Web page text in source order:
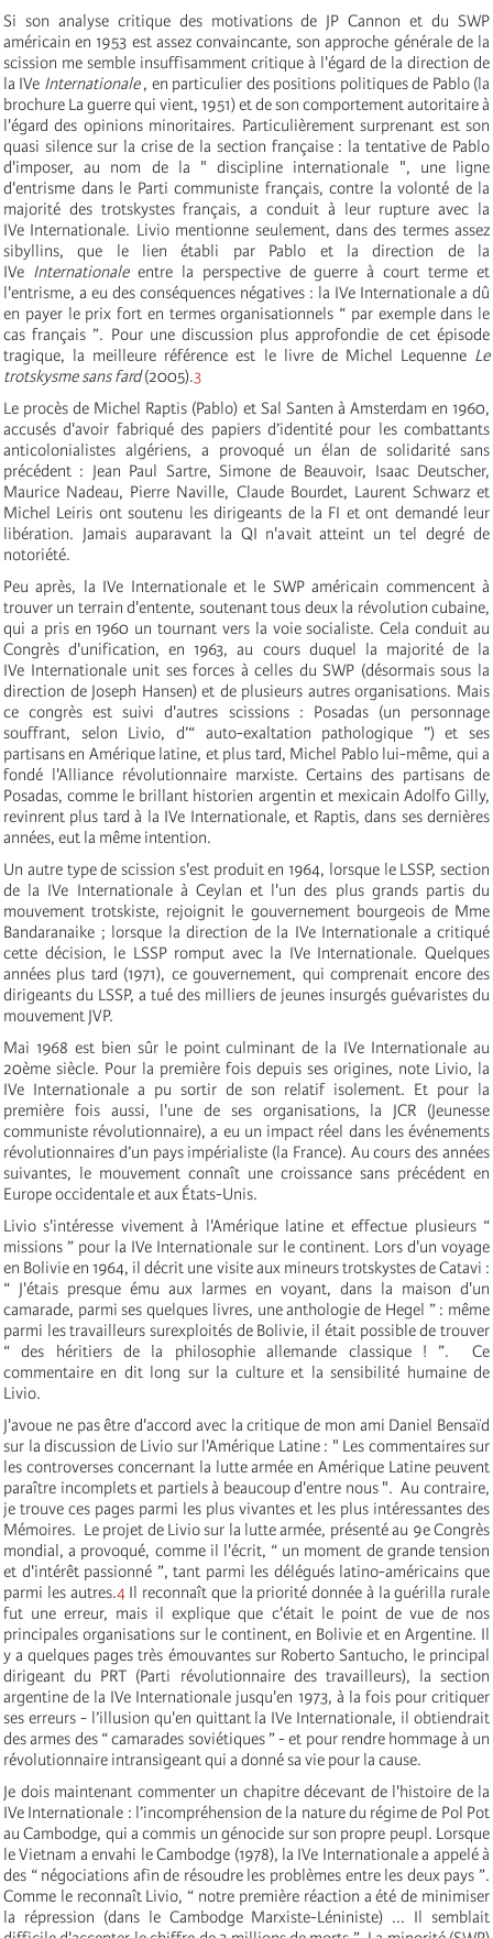
Si son analyse critique des motivations de JP Cannon et du SWP
américain en 1953 est assez convaincante, son approche générale de la
scission me semble insuffisamment critique à l'égard de la direction de
la IVe Internationale, en particulier des positions politiques de Pablo (la
brochure La guerre qui vient, 1951) et de son comportement autoritaire à
l'égard des opinions minoritaires. Particulièrement surprenant est son
quasi silence sur la crise de la section française : la tentative de Pablo
d'imposer, au nom de la " discipline internationale ", une ligne
d'entrisme dans le Parti communiste français, contre la volonté de la
majorité des trotskystes français, a conduit à leur rupture avec la
IVe Internationale. Livio mentionne seulement, dans des termes assez
sibyllins, que le lien établi par Pablo et la direction de la
IVe Internationaleentre la perspective de guerre à court terme et
l'entrisme, a eu des conséquences négatives : la IVe Internationale a dû
en payer le prix fort en termes organisationnels “ par exemple dans le
cas français ”. Pour une discussion plus approfondie de cet épisode
tragique, la meilleure référence est le livre de Michel Lequenne Le
trotskysme sans fard(2005).3
Le procès de Michel Raptis (Pablo) et Sal Santen à Amsterdam en 1960,
accusés d'avoir fabriqué des papiers d’identité pour les combattants
anticolonialistes algériens, a provoqué un élan de solidarité sans
précédent : Jean Paul Sartre, Simone de Beauvoir, Isaac Deutscher,
Maurice Nadeau, Pierre Naville, Claude Bourdet, Laurent Schwarz et
Michel Leiris ont soutenu les dirigeants de la FI et ont demandé leur
libération. Jamais auparavant la QI n'avait atteint un tel degré de
notoriété.
Peu après, la IVe Internationaleet le SWP américain commencent à
trouver un terrain d'entente, soutenant tous deux la révolution cubaine,
qui a pris en 1960 un tournant vers la voie socialiste. Cela conduit au
Congrès d'unification, en 1963, au cours duquel la majorité de la
IVe Internationaleunit ses forces à celles du SWP (désormais sous la
direction de Joseph Hansen) et de plusieurs autres organisations. Mais
ce congrès est suivi d'autres scissions : Posadas (un personnage
souffrant, selon Livio, d’“ auto-exaltation pathologique ”) et ses
partisans en Amérique latine, et plus tard, Michel Pablo lui-même, qui a
fondé l'Alliance révolutionnaire marxiste. Certains des partisans de
Posadas, comme le brillant historien argentin et mexicain Adolfo Gilly,
revinrent plus tard à la IVe Internationale, et Raptis, dans ses dernières
années, eut la même intention.
Un autre type de scission s'est produit en 1964, lorsque le LSSP, section
de la IVe Internationaleà Ceylan et l'un des plus grands partis du
mouvement trotskiste, rejoignit le gouvernement bourgeois de Mme
Bandaranaike ; lorsque la direction de la IVe Internationale a critiqué
cette décision, le LSSP romput avec la IVe Internationale. Quelques
années plus tard (1971), ce gouvernement, qui comprenait encore des
dirigeants du LSSP, a tué des milliers de jeunes insurgés guévaristes du
mouvement JVP.
Mai 1968 est bien sûr le point culminant de la IVe Internationaleau
20ème siècle. Pour la première fois depuis ses origines, note Livio, la
IVe Internationale a pu sortir de son relatif isolement. Et pour la
première fois aussi, l'une de ses organisations, la JCR (Jeunesse
communiste révolutionnaire), a eu un impact réel dans les événements
révolutionnaires d’un pays impérialiste (la France). Au cours des années
suivantes, le mouvement connaît une croissance sans précédent en
Europe occidentale et aux États-Unis.
Livio s'intéresse vivement à l'Amérique latine et effectue plusieurs “
missions ” pour la IVe Internationale sur le continent. Lors d'un voyage
en Bolivie en 1964, il décrit une visite aux mineurs trotskystes de Catavi :
“ J'étais presque ému aux larmes en voyant, dans la maison d'un
camarade, parmi ses quelques livres, une anthologie de Hegel ” : même
parmi les travailleurs surexploités de Bolivie, il était possible de trouver
“ des héritiers de la philosophie allemande classique ! ”. Ce
commentaire en dit long sur la culture et la sensibilité humaine de
Livio.
J'avoue ne pas être d'accord avec la critique de mon ami Daniel Bensaïd
sur la discussion de Livio sur l'Amérique Latine : " Les commentaires sur
les controverses concernant la lutte armée en Amérique Latine peuvent
paraître incomplets et partiels à beaucoup d'entre nous ". Au contraire,
je trouve ces pages parmi les plus vivantes et les plus intéressantes des
Mémoires. Le projet de Livio sur la lutte armée, présenté au 9e Congrès
mondial, a provoqué, comme il l'écrit, “ un moment de grande tension
et d'intérêt passionné ”, tant parmi les délégués latino-américains que
parmi les autres.4Il reconnaît que la priorité donnée à la guérilla rurale
fut une erreur, mais il explique que c'était le point de vue de nos
principales organisations sur le continent, en Bolivie et en Argentine. Il
y a quelques pages très émouvantes sur Roberto Santucho, le principal
dirigeant du PRT (Parti révolutionnaire des travailleurs), la section
argentine de la IVe Internationale jusqu'en 1973, à la fois pour critiquer
ses erreurs - l’illusion qu'en quittant la IVe Internationale, il obtiendrait
des armes des “ camarades soviétiques ” - et pour rendre hommage à un
révolutionnaire intransigeant qui a donné sa vie pour la cause.
Je dois maintenant commenter un chapitre décevant de l'histoire de la
IVe Internationale : l’incompréhension de la nature du régime de Pol Pot
au Cambodge, qui a commis un génocide sur son propre peupl. Lorsque
le Vietnam a envahi le Cambodge (1978), la IVe Internationalea appelé à
des “ négociations afin de résoudre les problèmes entre les deux pays ”.
Comme le reconnaît Livio, “ notre première réaction a été de minimiser
la répression (dans le Cambodge Marxiste-Léniniste) ... Il semblait